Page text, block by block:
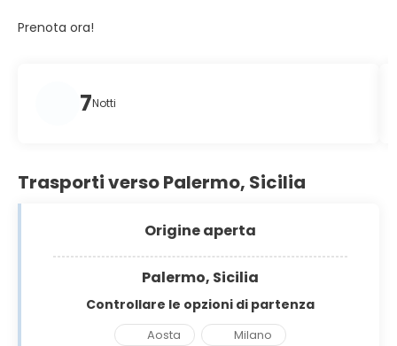
Prenota ora!
7Notti
Trasporti verso Palermo, Sicilia
Origine aperta
Palermo, Sicilia
Controllare le opzioni di partenza
Aosta Milano